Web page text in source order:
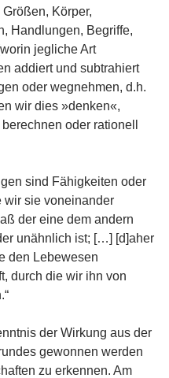
Körper,
Handlungen, Begriffe,
jegliche Art
addiert und subtrahiert
oder wegnehmen, d.h.
wir dies »denken«,
oder rationell
sind Fähigkeiten oder
wir sie voneinander
der eine dem andern
unähnlich ist; […] [d]aher
den Lebewesen
durch die wir ihn von
der Wirkung aus der
gewonnen werden
zu erkennen. Am